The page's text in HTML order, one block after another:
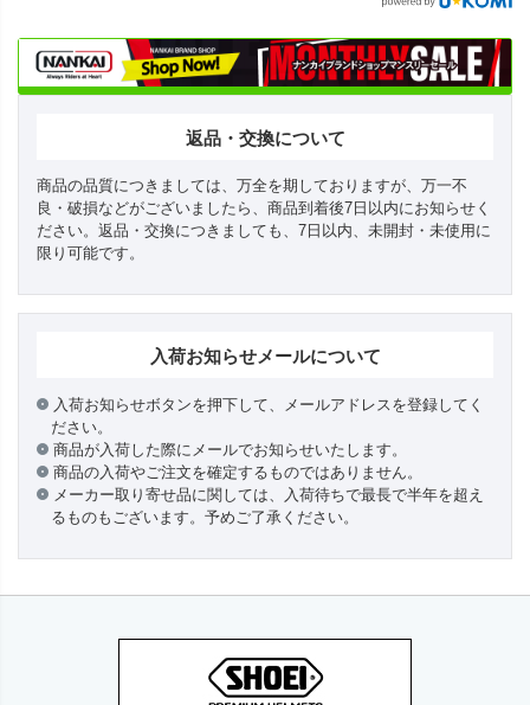
返品・交換について
商品の品質につきましては、万全を期しておりますが、万一不
良・破損などがございましたら、商品到着後7日以内にお知らせく
ださい。返品・交換につきましても、7日以内、未開封・未使用に
限り可能です。
入荷お知らせメールについて
入荷お知らせボタンを押下して、メールアドレスを登録してく
ださい。
商品が入荷した際にメールでお知らせいたします。
商品の入荷やご注文を確定するものではありません。
メーカー取り寄せ品に関しては、入荷待ちで最長で半年を超え
るものもございます。予めご了承ください。